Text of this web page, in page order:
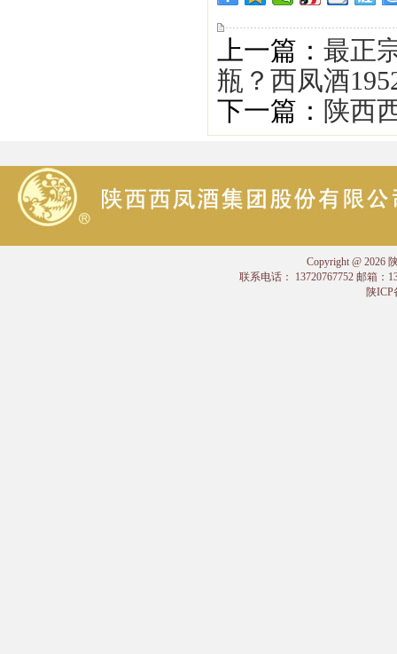
上一篇： 最正
瓶？西凤酒
下一篇： 陕西
Copyright @ 2026
联系电话： 13720767752 邮箱：
陕ICP